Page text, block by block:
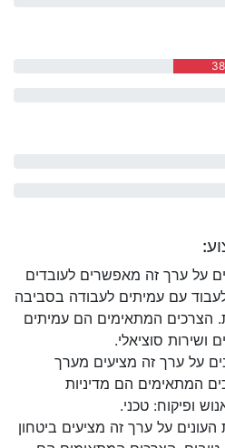
על ערך זה מאפשרים לעובדים
עם עמיתים לעבודה בסביבה
הצרכים המתאימים הם עמיתים
ושירות סוציאלי.
על ערך זה מציעים מערך
המתאימים הם מדיניות
ופיקוח: טכני.
העונים על ערך זה מציעים ביטחון